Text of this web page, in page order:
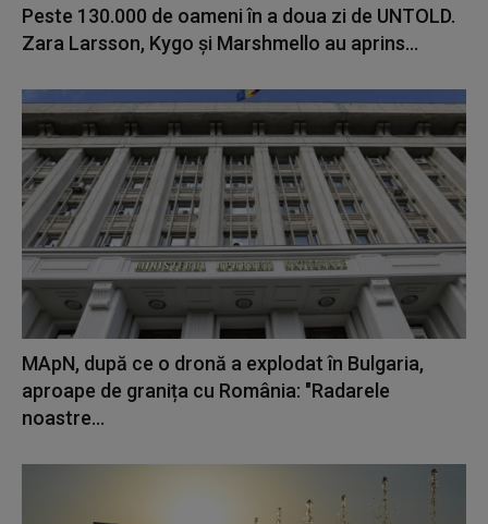
Peste 130.000 de oameni în a doua zi de UNTOLD.
Zara Larsson, Kygo și Marshmello au aprins...
MApN, după ce o dronă a explodat în Bulgaria,
aproape de granița cu România: "Radarele
noastre...